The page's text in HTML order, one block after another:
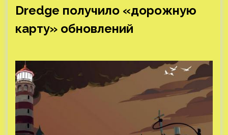
Dredge получило «дорожную
карту» обновлений